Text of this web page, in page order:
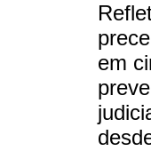
em